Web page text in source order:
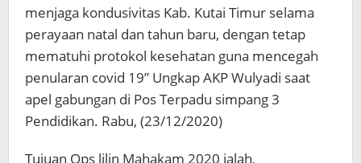
menjaga kondusivitas Kab. Kutai Timur selama
perayaan natal dan tahun baru, dengan tetap
mematuhi protokol kesehatan guna mencegah
penularan covid 19” Ungkap AKP Wulyadi saat
apel gabungan di Pos Terpadu simpang 3
Pendidikan. Rabu, (23/12/2020)
Tujuan Ops lilin Mahakam 2020 ialah,